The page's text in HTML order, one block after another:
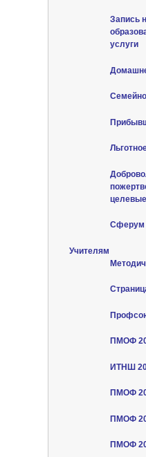
Запись
услуги
Сферум
Учителям
ПМОФ
ИТНШ
ПМОФ
ПМОФ
ПМОФ